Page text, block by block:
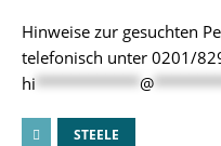
Hinweise zur gesuchten
telefonisch unter 0201/
hi ************@
STEELE